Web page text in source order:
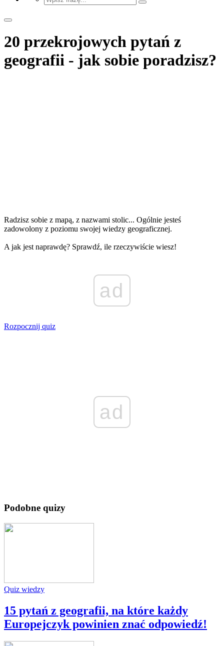
20 przekrojowych pytań z
geografii - jak sobie poradzisz?
Radzisz sobie z mapą, z nazwami stolic... Ogólnie jesteś
zadowolony z poziomu swojej wiedzy geograficznej.
A jak jest naprawdę? Sprawdź, ile rzeczywiście wiesz!
ad
Rozpocznij quiz
ad
Podobne quizy
Quiz wiedzy
15 pytań z geografii, na które każdy
Europejczyk powinien znać odpowiedź!